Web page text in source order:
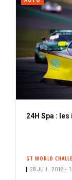
24H Spa :
GT WORLD
28 JUIL. 2018 •